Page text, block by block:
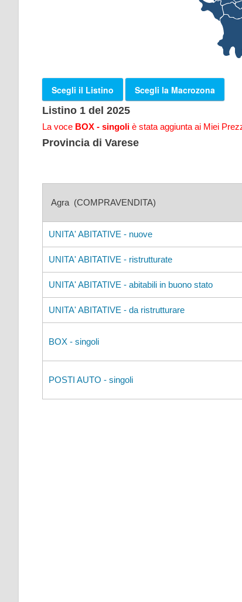
Scegli il Listino
Scegli la Macrozona
Listino 1 del 2025
La voce BOX - singoli è stata aggiunta ai Miei
Provincia di Varese
Agra (COMPRAVENDITA)
UNITA' ABITATIVE - nuove
UNITA' ABITATIVE - ristrutturate
UNITA' ABITATIVE - abitabili in buono stato
UNITA' ABITATIVE - da ristrutturare
BOX - singoli
POSTI AUTO - singoli